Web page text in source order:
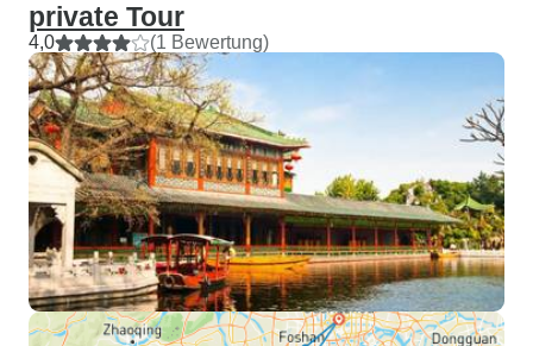
private Tour
4,0 (1 Bewertung)